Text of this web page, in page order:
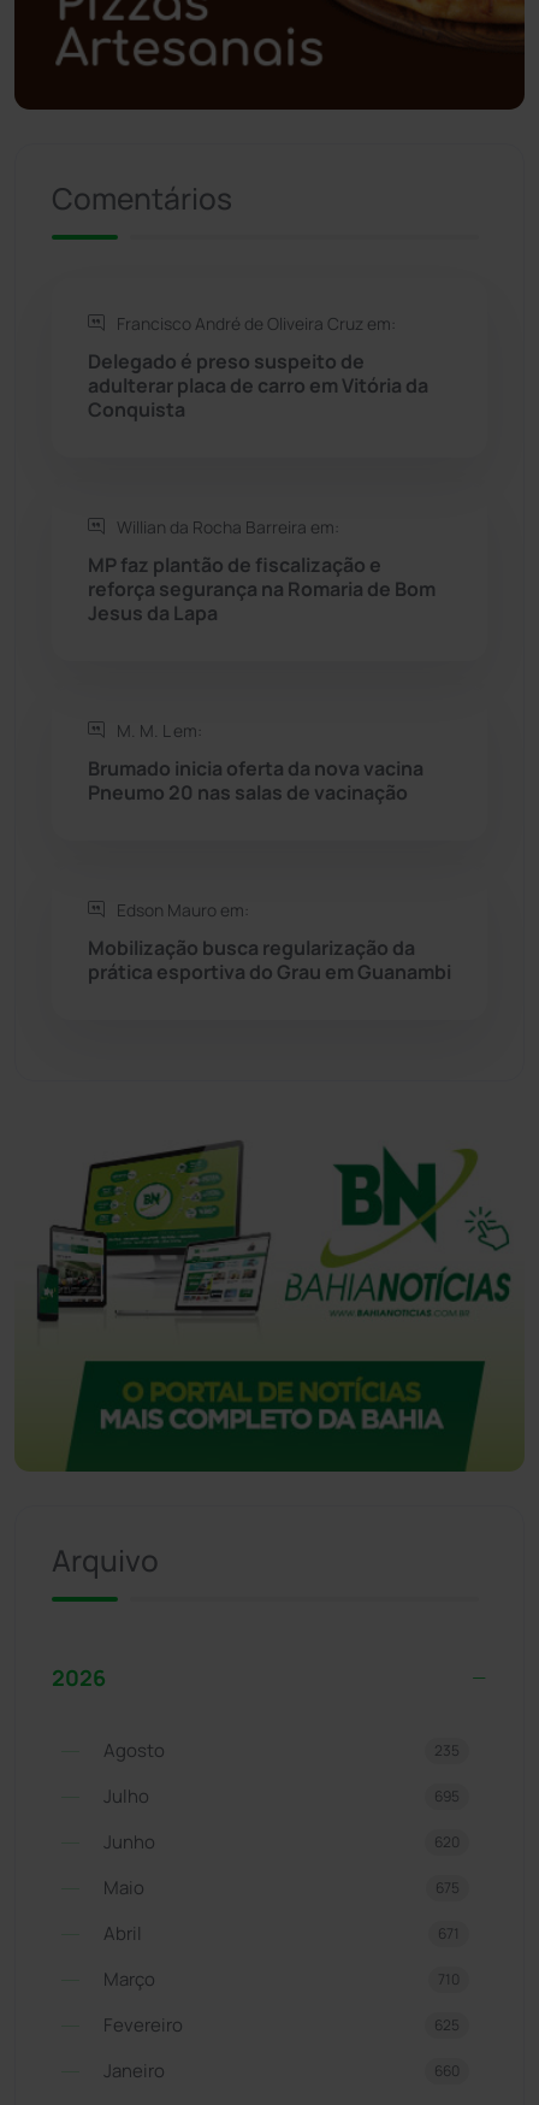
Política (03)
Presidente Jânio Qu... (125)
Rio de Contas
Rio do Antônio
Rio do Pires
Sebastião Laranjeiras
Tanhaçu
Tecnologia
Urandi (158)
Comentários
Francisco André de Oliveira Cruz em:
Delegado é preso suspeito de
adulterar placa de carro em Vitória da
Conquista
Willian da Rocha Barreira em:
MP faz plantão de fiscalização e
reforça segurança na Romaria de Bom
Jesus da Lapa
M. M. L em:
Brumado inicia oferta da nova vacina
Pneumo 20 nas salas de vacinação
Edson Mauro em:
Mobilização busca regularização da
prática esportiva do Grau em Guanambi
Arquivo
2026
Agosto 235
Julho 695
Junho 620
Maio 675
Abril 671
Março 710
Fevereiro 625
Janeiro 660